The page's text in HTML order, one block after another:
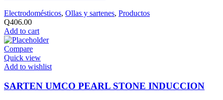
Electrodomésticos, Ollas y sartenes, Productos
Q406.00
Add to cart
Compare
Quick view
Add to wishlist
SARTEN UMCO PEARL STONE INDUCCION